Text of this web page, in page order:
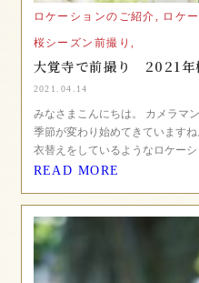
ロケーションのご紹介, ロケ
桜シーズン前撮り,
大覚寺で前撮り 2021年
2021.04.14
みなさまこんにちは。 カメラマ
季節が変わり始めてきています
衣替えをしているようなロケー
READ MORE